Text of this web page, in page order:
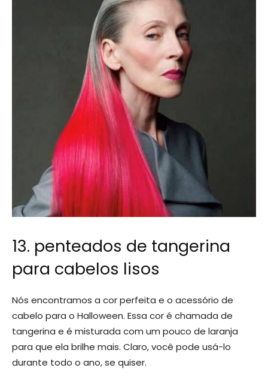
13. penteados de tangerina
para cabelos lisos
Nós encontramos a cor perfeita e o acessório de
cabelo para o Halloween. Essa cor é chamada de
tangerina e é misturada com um pouco de laranja
para que ela brilhe mais. Claro, você pode usá-lo
durante todo o ano, se quiser.